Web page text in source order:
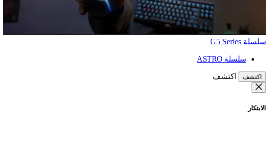
سلسلة G5 Series
سلسلة ASTRO
اكتشف اكتشف
الابتكار